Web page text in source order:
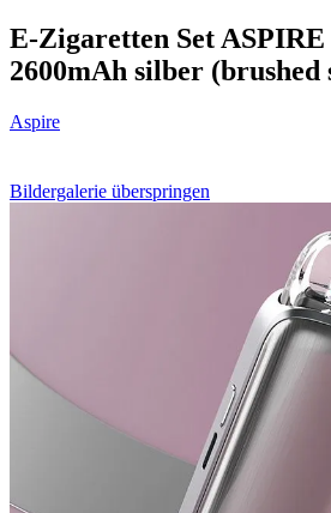
E-Zigaretten Set
2600mAh silber (brushed
Aspire
Bildergalerie überspringen